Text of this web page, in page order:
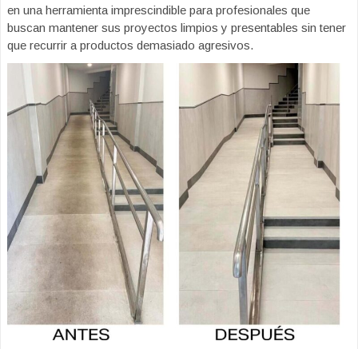
en una herramienta imprescindible para profesionales que
buscan mantener sus proyectos limpios y presentables sin tener
que recurrir a productos demasiado agresivos.